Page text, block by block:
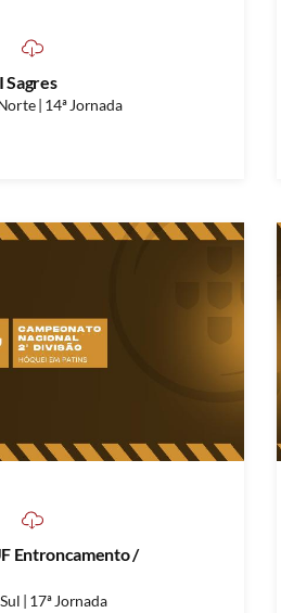
Sagres
| 14ª Jornada
Entroncamento /
| 17ª Jornada